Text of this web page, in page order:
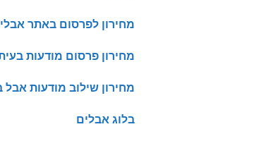
מחירון לפרסום באתר
מחירון פרסום מודעות
מחירון שילוב מודעות אבל
בלוג אבלים